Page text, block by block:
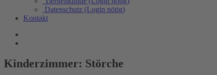
Datenschutz (Login nötig)
Kontakt
Kinderzimmer: Störche